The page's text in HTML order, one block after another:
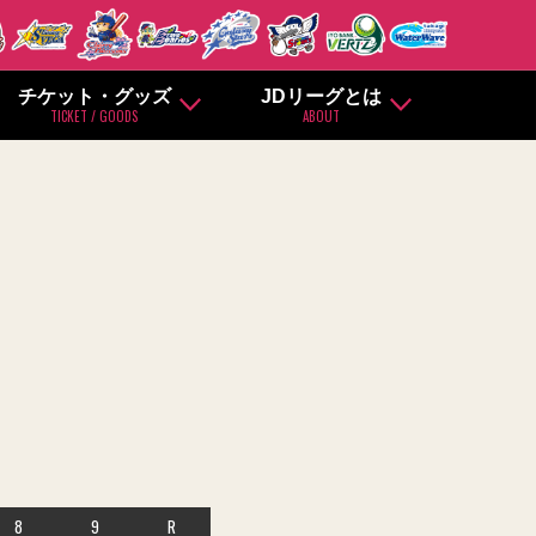
チケット・グッズ
TICKET / GOODS
JDリーグとは
ABOUT
8 9 R